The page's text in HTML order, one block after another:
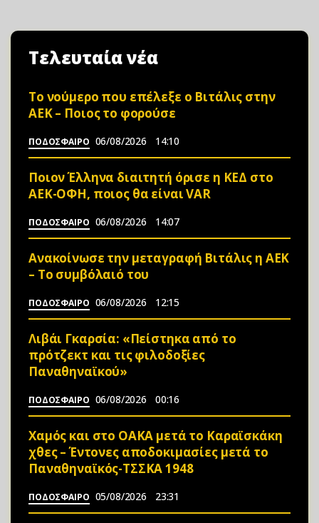
Τελευταία νέα
Το νούμερο που επέλεξε ο Βιτάλις στην
ΑΕΚ – Ποιος το φορούσε
ΠΟΔΟΣΦΑΙΡΟ 06/08/2026 14:10
Ποιον Έλληνα διαιτητή όρισε η ΚΕΔ στο
ΑΕΚ-ΟΦΗ, ποιος θα είναι VAR
ΠΟΔΟΣΦΑΙΡΟ 06/08/2026 14:07
Ανακοίνωσε την μεταγραφή Βιτάλις η ΑΕΚ
– Το συμβόλαιό του
ΠΟΔΟΣΦΑΙΡΟ 06/08/2026 12:15
Λιβάι Γκαρσία: «Πείστηκα από το
πρότζεκτ και τις φιλοδοξίες
Παναθηναϊκού»
ΠΟΔΟΣΦΑΙΡΟ 06/08/2026 00:16
Χαμός και στο ΟΑΚΑ μετά το Καραϊσκάκη
χθες – Έντονες αποδοκιμασίες μετά το
Παναθηναϊκός-ΤΣΣΚΑ 1948
ΠΟΔΟΣΦΑΙΡΟ 05/08/2026 23:31